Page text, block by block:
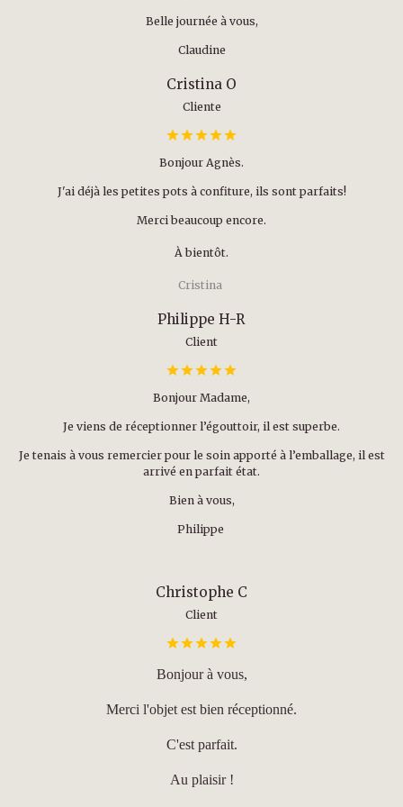
Belle journée à vous,
Claudine
Cristina O
Cliente
Bonjour Agnès.
J'ai déjà les petites pots à confiture, ils sont parfaits!
Merci beaucoup encore.
À bientôt.
Cristina
Philippe H-R
Client
Bonjour Madame,
Je viens de réceptionner l’égouttoir, il est superbe.
Je tenais à vous remercier pour le soin apporté à l’emballage, il est
arrivé en parfait état.
Bien à vous,
Philippe
Christophe C
Client
Bonjour à vous,
Merci l'objet est bien réceptionné.
C'est parfait.
Au plaisir !